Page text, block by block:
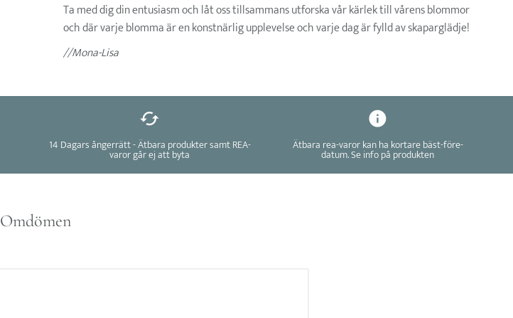
Ta med dig din entusiasm och låt oss tillsammans utforska vår kärlek till vårens blommor
och där varje blomma är en konstnärlig upplevelse och varje dag är fylld av skaparglädje!
//Mona-Lisa
14 Dagars ångerrätt - Ätbara produkter samt REA-
varor går ej att byta
Ätbara rea-varor kan ha kortare bäst-före-
datum. Se info på produkten
Omdömen